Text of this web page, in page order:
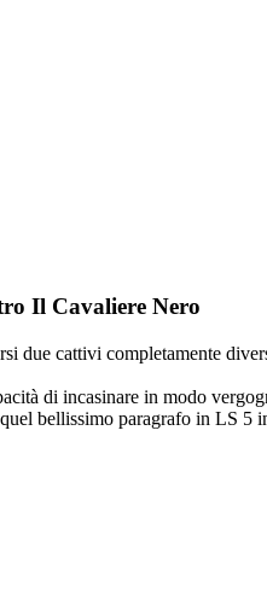
Il Cavaliere Nero
due cattivi completamente
di incasinare in modo
bellissimo paragrafo in LS